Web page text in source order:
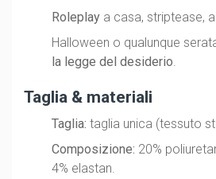
Roleplay a casa, striptease,
Halloween o qualunque
la legge del desiderio.
Taglia & materiali
Taglia: taglia unica (tessuto
Composizione: 20%
4% elastan.